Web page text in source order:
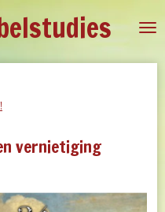
vernietiging